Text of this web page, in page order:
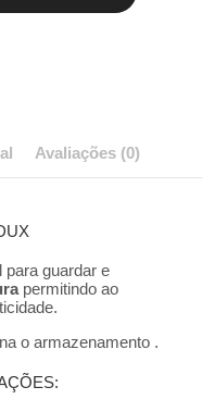
Avaliações (0)
para guardar e
permitindo ao
o armazenamento .